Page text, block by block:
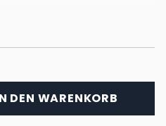
DEN WARENKORB